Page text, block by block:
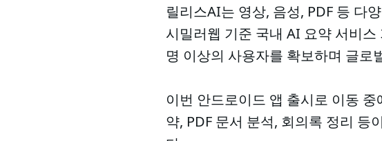
릴리스AI는 영상, 음성, PDF 등 다
시밀러웹 기준 국내 AI 요약 서비
명 이상의 사용자를 확보하며 글로
이번 안드로이드 앱 출시로 이동
약, PDF 문서 분석, 회의록 정리 등